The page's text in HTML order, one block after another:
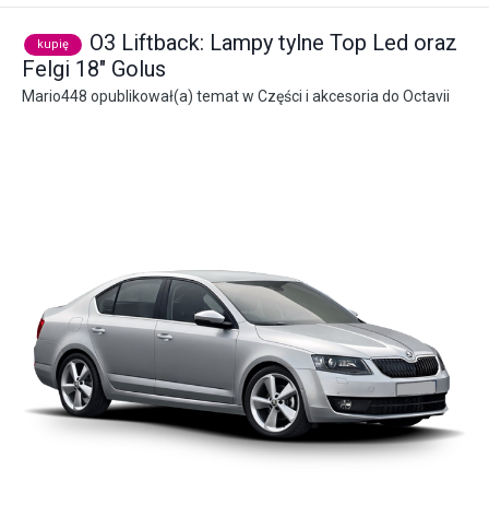
kupię
O3 Liftback: Lampy tylne Top Led oraz
Felgi 18" Golus
Mario448 opublikował(a) temat w Części i akcesoria do Octavii